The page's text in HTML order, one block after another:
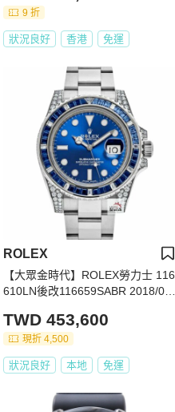
9 折
狀況良好 香港 免運
ROLEX
【大眾金時代】ROLEX勞力士 116
610LN後改116659SABR 2018/01
寶石鑽圈/鑽腳 大眾金時代B1498
TWD 453,600
現折 4,500
狀況良好 本地 免運